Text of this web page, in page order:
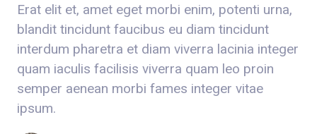
Erat elit et, amet eget morbi enim, potenti urna,
blandit tincidunt faucibus eu diam tincidunt
interdum pharetra et diam viverra lacinia integer
quam iaculis facilisis viverra quam leo proin
semper aenean morbi fames integer vitae
ipsum.